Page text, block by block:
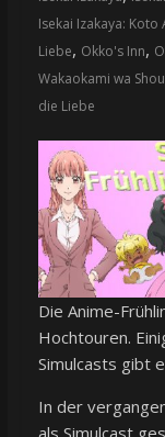
Isekai Izakaya:
Liebe, Okko's Inn,
Wakaokami wa
die Liebe
Die Anime-
Hochtouren.
Simulcasts gibt
In der
als Simulcast